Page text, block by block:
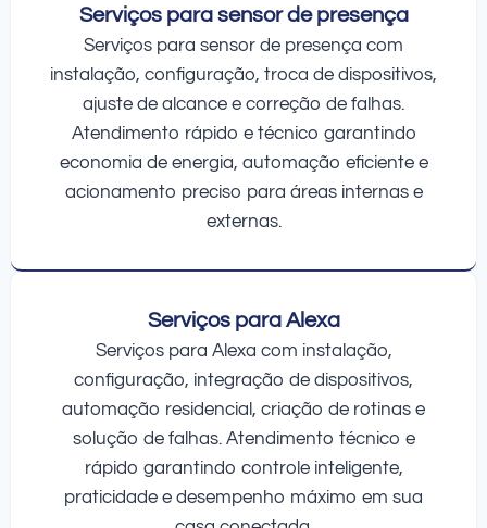
Serviços para sensor de presença
Serviços para sensor de presença com
instalação, configuração, troca de dispositivos,
ajuste de alcance e correção de falhas.
Atendimento rápido e técnico garantindo
economia de energia, automação eficiente e
acionamento preciso para áreas internas e
externas.
Serviços para Alexa
Serviços para Alexa com instalação,
configuração, integração de dispositivos,
automação residencial, criação de rotinas e
solução de falhas. Atendimento técnico e
rápido garantindo controle inteligente,
praticidade e desempenho máximo em sua